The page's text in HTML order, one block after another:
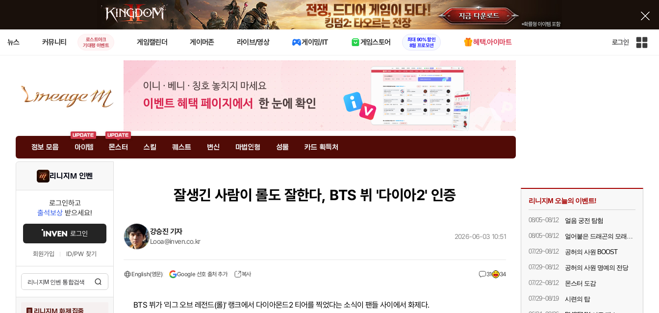
X
뉴스 커뮤니티
로스트아크
기대평 이벤트
게임캘린더 게이머존 라이브/영상 게이밍/IT 게임스토어
최대 90% 할인
8월 프로모션
혜택.아이마트 로그인
인
정보 모음 아이템 몬스터 스킬 퀘스트 변신 마법인형 성물 카드 획득처
리니지M 인벤
로그인하고
출석보상 받으세요!
로그인
회원가입 ID/PW 찾기
리니지M 화제 집중
잘생긴 사람이 롤도 잘한다, BTS 뷔 '다이아2' 인증
강승진 기자
Looa@inven.co.kr
English(영문) Google 선호 출처 추가 복사 31 34
2026-06-03 10:51
BTS 뷔가 '리그 오브 레전드(롤)' 랭크에서 다이아몬드2 티어를 찍었다는 소식이 팬들 사이에서 화제다.
리니지M 오늘의 이벤트!
08/05~08/12 얼음 궁전 탐험
08/05~08/12 얼어붙은 드래곤의 모래시계
07/29~08/12 공허의 사원 BOOST
07/29~08/12 공허의 사원 명예의 전당
07/22~08/12 몬스터 도감
07/29~08/19 시련의 탑